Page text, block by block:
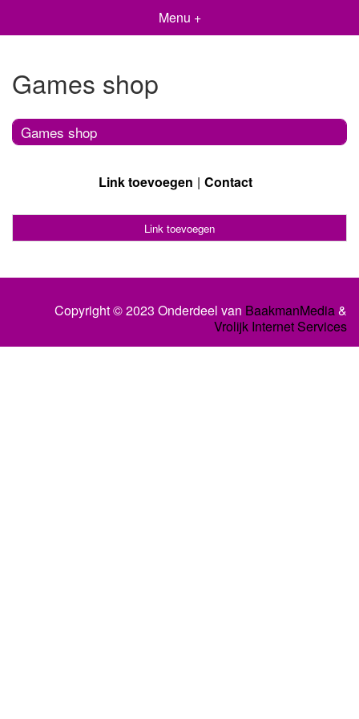
Menu +
Games shop
Games shop
Link toevoegen Contact
Link toevoegen
Copyright © 2023 Onderdeel van BaakmanMedia&
Vrolijk Internet Services